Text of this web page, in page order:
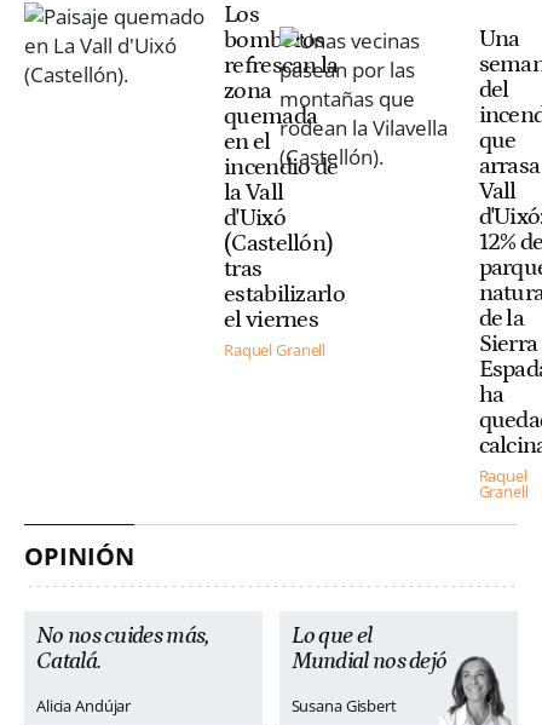
Los
bomberos
refrescan la
zona
quemada
en el
incendio de
la Vall
d'Uixó
(Castellón)
tras
estabilizarlo
el viernes
Raquel Granell
Una
del
que
Vall
12%
de la
Sierra
ha
Raquel
Granell
OPINIÓN
No nos cuides más,
Catalá.
Alicia Andújar
Lo que el
Mundial nos dejó
Susana Gisbert